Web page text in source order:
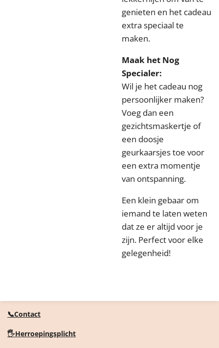
genieten en het cadeau
extra speciaal te
maken.
Maak het Nog
Specialer:
Wil je het cadeau nog
persoonlijker maken?
Voeg dan een
gezichtsmaskertje of
een doosje
geurkaarsjes toe voor
een extra momentje
van ontspanning.
Een klein gebaar om
iemand te laten weten
dat ze er altijd voor je
zijn. Perfect voor elke
gelegenheid!
📞Contact
🖐️Herroepingsplicht